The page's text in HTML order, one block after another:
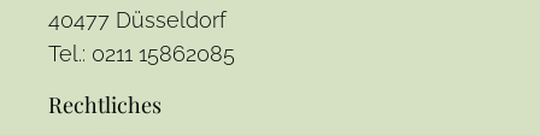
40477 Düsseldorf
Tel.: 0211 15862085
Rechtliches